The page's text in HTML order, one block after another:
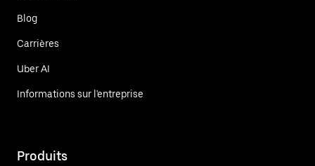
Blog
Carrières
Uber AI
Informations sur l'entreprise
Produits